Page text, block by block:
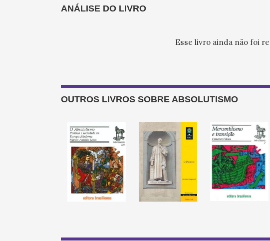
ANÁLISE DO LIVRO
Esse livro ainda não foi
OUTROS LIVROS SOBRE ABSOLUTISMO